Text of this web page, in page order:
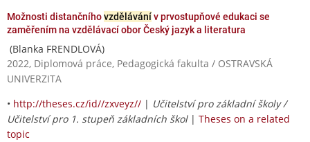
Možnosti distančníhovzdělávánív prvostupňové edukaci se
zaměřením na vzdělávací obor Český jazyk a literatura
(Blanka FRENDLOVÁ)
2022, Diplomová práce, Pedagogická fakulta / OSTRAVSKÁ
UNIVERZITA
• http://theses.cz/id//zxveyz// | Učitelství pro základní školy /
Učitelství pro 1. stupeň základních škol| Theses on a related
topic